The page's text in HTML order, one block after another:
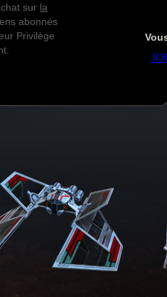
sur la
abonnés
Privilège